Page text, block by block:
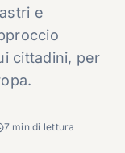
e
cittadini, per
7 min di lettura